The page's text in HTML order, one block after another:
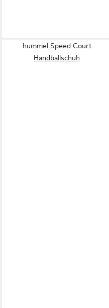
hummel Speed Court
Handballschuh